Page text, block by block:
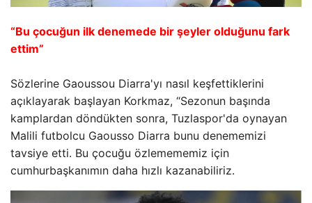
“Bu çocuğun ilk denemede bir şeyler olduğunu fark
ettim”
Sözlerine Gaoussou Diarra'yı nasıl keşfettiklerini
açıklayarak başlayan Korkmaz, “Sezonun başında
kamplardan döndükten sonra, Tuzlaspor'da oynayan
Malili futbolcu Gaousso Diarra bunu denememizi
tavsiye etti. Bu çocuğu özlemememiz için
cumhurbaşkanımın daha hızlı kazanabiliriz.